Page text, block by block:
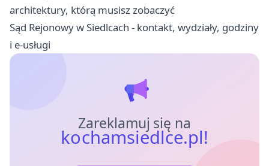
architektury, którą musisz zobaczyć
Sąd Rejonowy w Siedlcach - kontakt, wydziały, godziny
i e-usługi
Zareklamuj się na
kochamsiedlce.pl!